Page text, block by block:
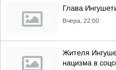
Глава
Вчера, 22:00
Жителя
нацизма в